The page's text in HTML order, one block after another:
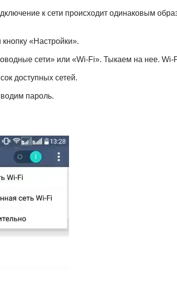
к сети происходит одинаковым
«Настройки».
сети» или «Wi-Fi». Тыкаем на нее. Wi-
доступных сетей.
пароль.